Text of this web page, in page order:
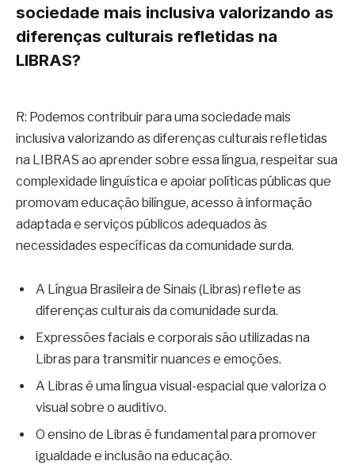
sociedade mais inclusiva valorizando as
diferenças culturais refletidas na
LIBRAS?
R: Podemos contribuir para uma sociedade mais
inclusiva valorizando as diferenças culturais refletidas
na LIBRAS ao aprender sobre essa língua, respeitar sua
complexidade linguística e apoiar políticas públicas que
promovam educação bilíngue, acesso à informação
adaptada e serviços públicos adequados às
necessidades específicas da comunidade surda.
A Língua Brasileira de Sinais (Libras) reflete as
diferenças culturais da comunidade surda.
Expressões faciais e corporais são utilizadas na
Libras para transmitir nuances e emoções.
A Libras é uma língua visual-espacial que valoriza o
visual sobre o auditivo.
O ensino de Libras é fundamental para promover
igualdade e inclusão na educação.